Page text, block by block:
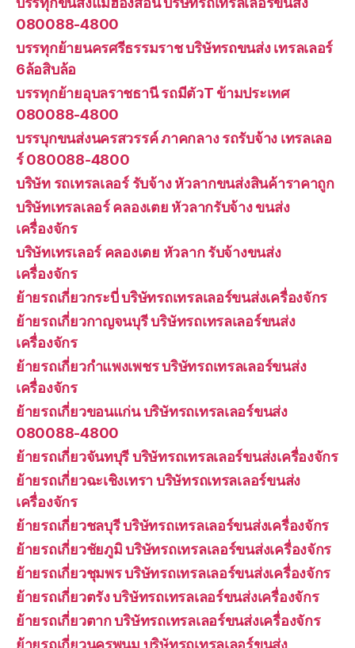
080088-4800
บรรทุกย้ายนครศรีธรรมราช บริษัทรถขนส่ง เทรลเลอร์
6ล้อสิบล้อ
บรรทุกย้ายอุบลราชธานี รถมีตัวT ข้ามประเทศ
080088-4800
บรรบุกขนส่งนครสวรรค์ ภาคกลาง รถรับจ้าง เทรลเลอ
ร์ 080088-4800
บริษัท รถเทรลเลอร์ รับจ้าง หัวลากขนส่งสินค้าราคาถูก
บริษัทเทรลเลอร์ คลองเตย หัวลากรับจ้าง ขนส่ง
เครื่องจักร
บริษัทเทรเลอร์ คลองเตย หัวลาก รับจ้างขนส่ง
เครื่องจักร
ย้ายรถเกี่ยวกระบี่ บริษัทรถเทรลเลอร์ขนส่งเครื่องจักร
ย้ายรถเกี่ยวกาญจนบุรี บริษัทรถเทรลเลอร์ขนส่ง
เครื่องจักร
ย้ายรถเกี่ยวกำแพงเพชร บริษัทรถเทรลเลอร์ขนส่ง
เครื่องจักร
ย้ายรถเกี่ยวขอนแก่น บริษัทรถเทรลเลอร์ขนส่ง
080088-4800
ย้ายรถเกี่ยวจันทบุรี บริษัทรถเทรลเลอร์ขนส่งเครื่องจักร
ย้ายรถเกี่ยวฉะเชิงเทรา บริษัทรถเทรลเลอร์ขนส่ง
เครื่องจักร
ย้ายรถเกี่ยวชลบุรี บริษัทรถเทรลเลอร์ขนส่งเครื่องจักร
ย้ายรถเกี่ยวชัยภูมิ บริษัทรถเทรลเลอร์ขนส่งเครื่องจักร
ย้ายรถเกี่ยวชุมพร บริษัทรถเทรลเลอร์ขนส่งเครื่องจักร
ย้ายรถเกี่ยวตรัง บริษัทรถเทรลเลอร์ขนส่งเครื่องจักร
ย้ายรถเกี่ยวตาก บริษัทรถเทรลเลอร์ขนส่งเครื่องจักร
ย้ายรถเกี่ยวนครพนม บริษัทรถเทรลเลอร์ขนส่ง